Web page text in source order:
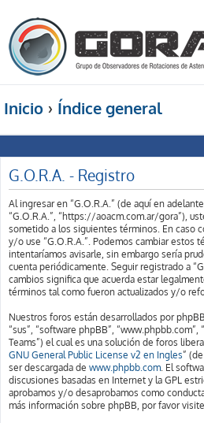
Inicio Índice general
G.O.R.A. - Registro
Al ingresar en “G.O.R.A.” (de aquí en
“G.O.R.A.”, “https://aoacm.com.ar/gora”),
sometido a los siguientes términos. En caso
y/o use “G.O.R.A.”. Podemos cambiar estos
intentaríamos avisarle, sin embargo sería
cuenta periódicamente. Seguir registrado a
cambios significa que acuerda estar
términos tal como fueron actualizados y/o
Nuestros foros están desarrollados por
“sus”, “software phpBB”, “www.phpbb.com”,
Teams”) el cual es una solución de foros
GNU General Public License v2 en Ingles”
ser descargada de www.phpbb.com . El
discusiones basadas en Internet y la GPL
aprobamos y/o desaprobamos como
más información sobre phpBB, por favor